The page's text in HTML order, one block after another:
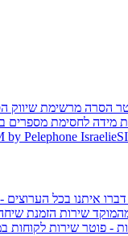
הסרה מרשימת שיווק
מידה לחסימת מספרים
by Pelephone
דברו איתנו בכל הערוצים
שירות הזמנת
- פוטר שירות לקוחות